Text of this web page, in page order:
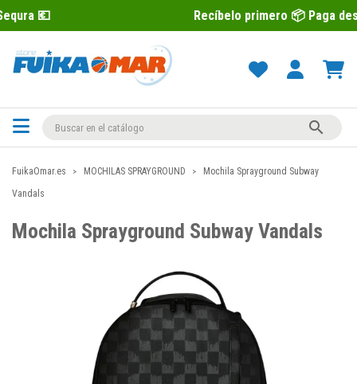
Recíbelo primero 📦 Paga después con

FuikaOmar.es MOCHILAS SPRAYGROUND
Mochila Sprayground Subway
Vandals
Mochila Sprayground Subway Vandals